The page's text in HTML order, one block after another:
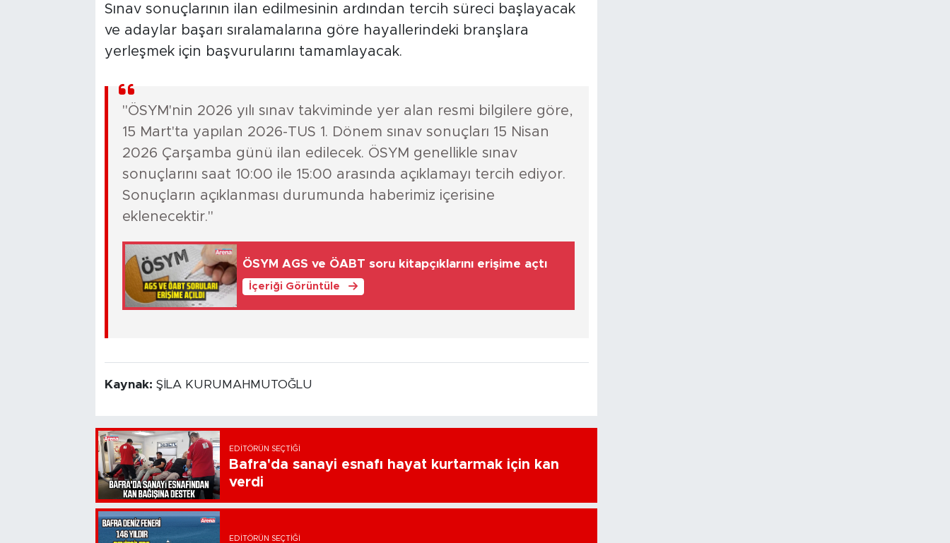
Sınav sonuçlarının ilan edilmesinin ardından tercih süreci başlayacak
ve adaylar başarı sıralamalarına göre hayallerindeki branşlara
yerleşmek için başvurularını tamamlayacak.
"ÖSYM'nin 2026 yılı sınav takviminde yer alan resmi bilgilere göre,
15 Mart'ta yapılan 2026-TUS 1. Dönem sınav sonuçları 15 Nisan
2026 Çarşamba günü ilan edilecek. ÖSYM genellikle sınav
sonuçlarını saat 10:00 ile 15:00 arasında açıklamayı tercih ediyor.
Sonuçların açıklanması durumunda haberimiz içerisine
eklenecektir."
ÖSYM AGS ve ÖABT soru kitapçıklarını erişime açtı
İçeriği Görüntüle
Kaynak: ŞİLA KURUMAHMUTOĞLU
EDITÖRÜN SEÇTIĞI
Bafra'da sanayi esnafı hayat kurtarmak için kan
verdi
EDITÖRÜN SEÇTIĞI